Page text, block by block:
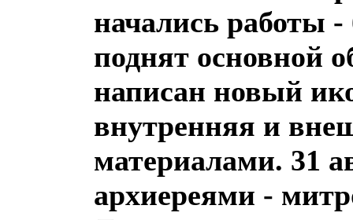
начались работы
поднят основной
написан новый
внутренняя и
материалами. 31
архиереями -